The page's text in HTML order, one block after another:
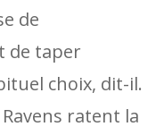
de
de taper
choix, dit-il.
ratent la